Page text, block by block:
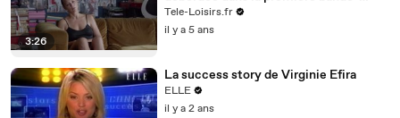
3:26
annonce
Tele-Loisirs.fr
il y a 5 ans
La success story de Virginie Efira
ELLE
il y a 2 ans